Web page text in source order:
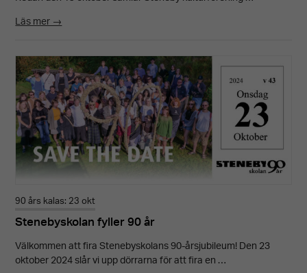
Läs mer →
90 års kalas: 23 okt
Stenebyskolan fyller 90 år
Välkommen att fira Stenebyskolans 90-årsjubileum! Den 23
oktober 2024 slår vi upp dörrarna för att fira en …